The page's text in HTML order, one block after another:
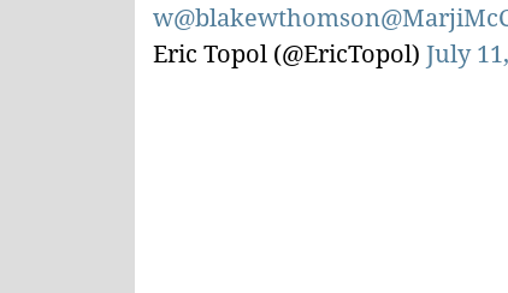
w@blakewthomson
Eric Topol (@EricTopol) July